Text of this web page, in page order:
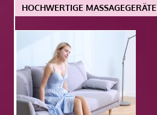
HOCHWERTIGE MASSAGEGERÄTE